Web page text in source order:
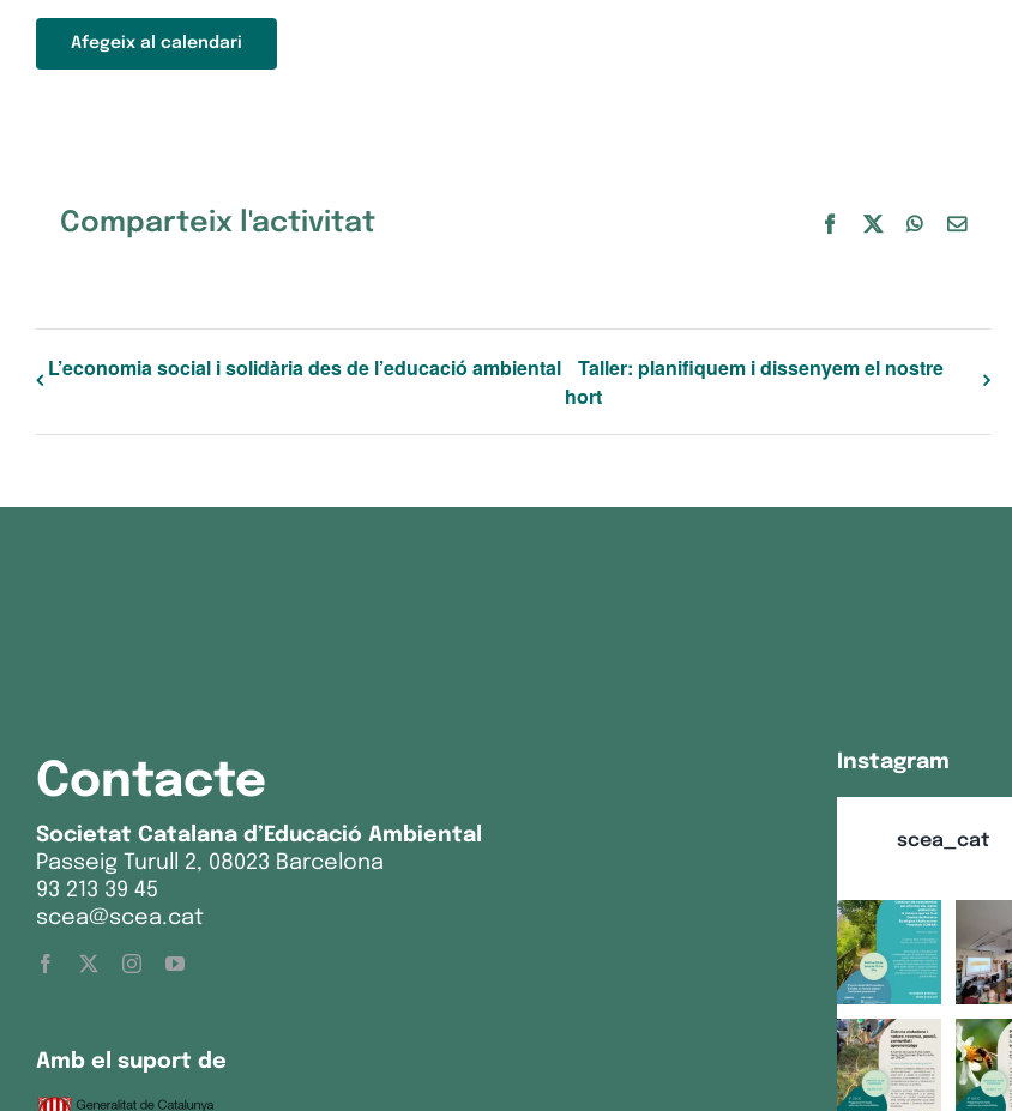
Afegeix al calendari
Comparteix l'activitat Facebook WhatsApp
Email:
L’economia social i solidària des de l’educació ambiental
Taller: planifiquem i dissenyem el nostre
hort
Contacte
Societat Catalana d’Educació Ambiental
Passeig Turull 2, 08023 Barcelona
93 213 39 45
scea@scea.cat
Amb el suport de
Instagram
scea_cat